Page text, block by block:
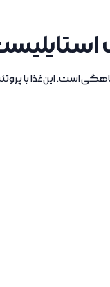
توله سگ‌های نژاد بزرگ بین 2 تا 12 ماهگی